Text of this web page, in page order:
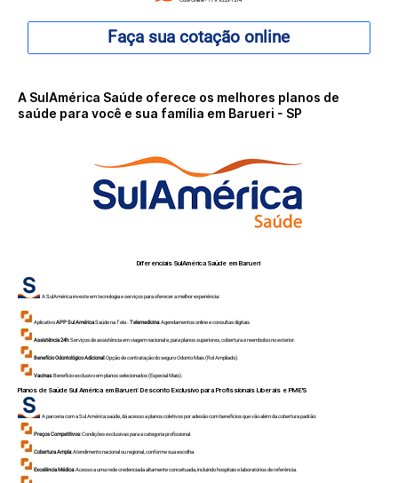
Faça sua cotação online
A SulAmérica Saúde oferece os melhores planos de
saúde para você e sua família em Barueri - SP
Diferenciais SulAmérica Saúde emBarueri
A SulAmérica investe em tecnologia e serviços para oferecer a melhor experiência:
AplicativoAPP Sul AméricaSaúde na Tela -Telemedicina:Agendamentos online e consultas digitais
Assistência 24h:Serviços de assistência em viagem nacional e, para planos superiores, cobertura e reembolso no exterior.
Benefício Odontológico Adicional:Opção de contratação do seguro Odonto Mais (Rol Ampliado).
Vacinas:Benefício exclusivo em planos selecionados (Especial Mais).
Planos de Saúde Sul América emBarueri: Desconto Exclusivo para Profissionais Liberais e PME'S
A parceria com a Sul América saúde, dá acesso a planos coletivos por adesão com benefícios que vão além da cobertura padrão:
Preços Competitivos:Condições exclusivas para a categoria profissional.
Cobertura Ampla:Atendimento nacional ou regional, conforme sua escolha.
Excelência Médica:Acesso a uma rede credenciada altamente conceituada, incluindo hospitais e laboratórios de referência.